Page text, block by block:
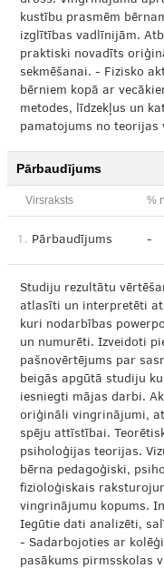
kustību prasmēm
izglītības vadlīnijām.
praktiski novadīts
sekmēšanai. - Fizisko
bērniem kopā ar
metodes, līdzekļus un
pamatojums no teorijas
Pārbaudījums
Virsraksts %
1. Pārbaudījums -
Studiju rezultātu
atlasīti un interpretēti
kuri nodarbības
un numurēti. Izveidoti
pašnovērtējums par
beigās apgūtā studiju
iesniegti mājas darbi.
oriģināli vingrinājumi,
spēju attīstībai.
psiholoģijas teorijas.
bērna pedagoģiski,
fizioloģiskais
vingrinājumu kopums.
Iegūtie dati analizēti,
- Sadarbojoties ar
pasākums pirmsskolas